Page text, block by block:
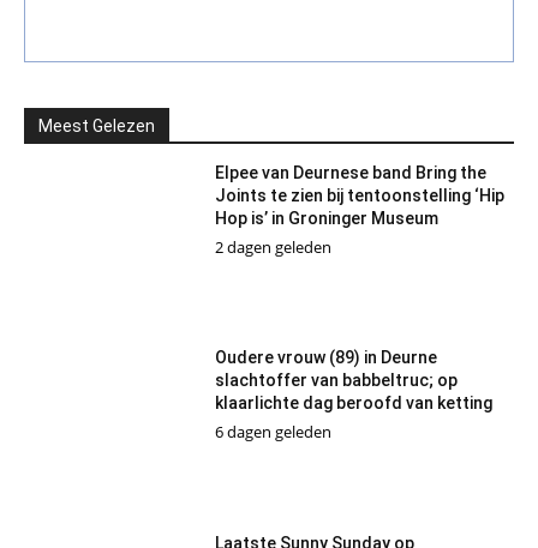
Meest Gelezen
Elpee van Deurnese band Bring the
Joints te zien bij tentoonstelling ‘Hip
Hop is’ in Groninger Museum
2 dagen geleden
Oudere vrouw (89) in Deurne
slachtoffer van babbeltruc; op
klaarlichte dag beroofd van ketting
6 dagen geleden
Laatste Sunny Sunday op